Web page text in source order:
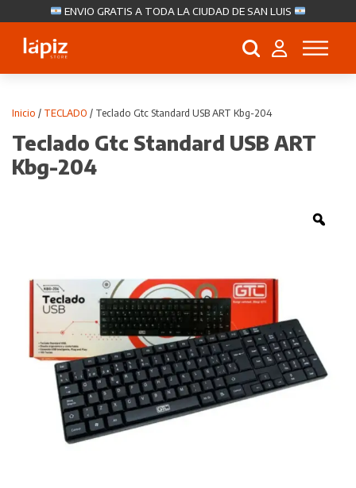
ENVIO GRATIS A TODA LA CIUDAD DE SAN LUIS
Búsqueda
Inicio / TECLADO / Teclado Gtc Standard USB ART Kbg-204
Teclado Gtc Standard USB ART
Kbg-204